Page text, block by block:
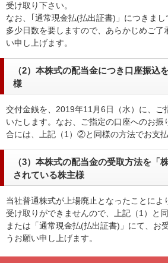
受け取り下さい。
なお、｢通常現金払(払出証書)」につきま
多少日数を要しますので、あらかじめご了
い申し上げます。
（2）本株式の配当金につき口座振込
様
交付金銭を、2019年11月6日（水）に、ご
いたします。なお、ご指定の口座へのお振
合には、上記（1）②と同様の方法でお支払
（3）本株式の配当金の受取方法を「
されている株主様
当社普通株式が上場廃止となったことによ
受け取りができませんので、上記（1）と
または「通常現金払(払出証書)」にて、お
うお願い申し上げます。